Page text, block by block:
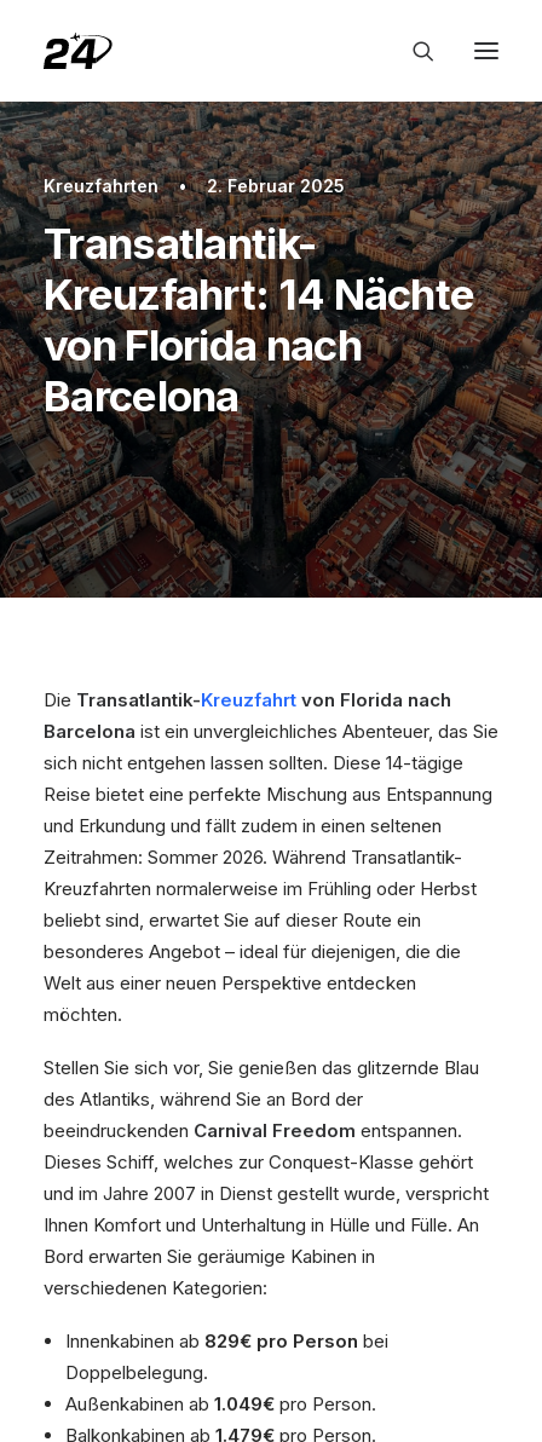
Kreuzfahrten • 2. Februar 2025
Transatlantik-
Kreuzfahrt: 14 Nächte
von Florida nach
Barcelona
Die Transatlantik-Kreuzfahrt von Florida nach
Barcelona ist ein unvergleichliches Abenteuer, das Sie
sich nicht entgehen lassen sollten. Diese 14-tägige
Reise bietet eine perfekte Mischung aus Entspannung
und Erkundung und fällt zudem in einen seltenen
Zeitrahmen: Sommer 2026. Während Transatlantik-
Kreuzfahrten normalerweise im Frühling oder Herbst
beliebt sind, erwartet Sie auf dieser Route ein
besonderes Angebot – ideal für diejenigen, die die
Welt aus einer neuen Perspektive entdecken
möchten.
Stellen Sie sich vor, Sie genießen das glitzernde Blau
des Atlantiks, während Sie an Bord der
beeindruckenden Carnival Freedom entspannen.
Dieses Schiff, welches zur Conquest-Klasse gehört
und im Jahre 2007 in Dienst gestellt wurde, verspricht
Ihnen Komfort und Unterhaltung in Hülle und Fülle. An
Bord erwarten Sie geräumige Kabinen in
verschiedenen Kategorien:
Innenkabinen ab 829€ pro Person bei
Doppelbelegung.
Außenkabinen ab 1.049€ pro Person.
Balkonkabinen ab 1.479€ pro Person.